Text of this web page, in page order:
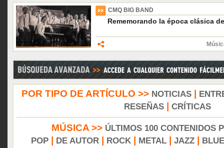
CMQ BIG BAND
Rememorando la época clásica
POR TIPO DE ARTÍCULO >> NOTICIAS|
RESEÑAS| CRÍTICAS
MÚSICA >> ÚLTIMOS 100 CONTENIDOS
POP
DE AUTOR ROCK METAL JAZZ